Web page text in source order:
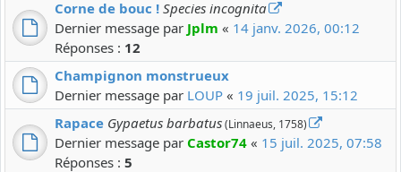
Corne de bouc ! Species incognita
Dernier message par Jplm « 14 janv. 2026, 00:12
Réponses : 12
Champignon monstrueux
Dernier message par LOUP « 19 juil. 2025, 15:12
Rapace Gypaetus barbatus(Linnaeus, 1758)
Dernier message par Castor74 « 15 juil. 2025, 07:58
Réponses : 5